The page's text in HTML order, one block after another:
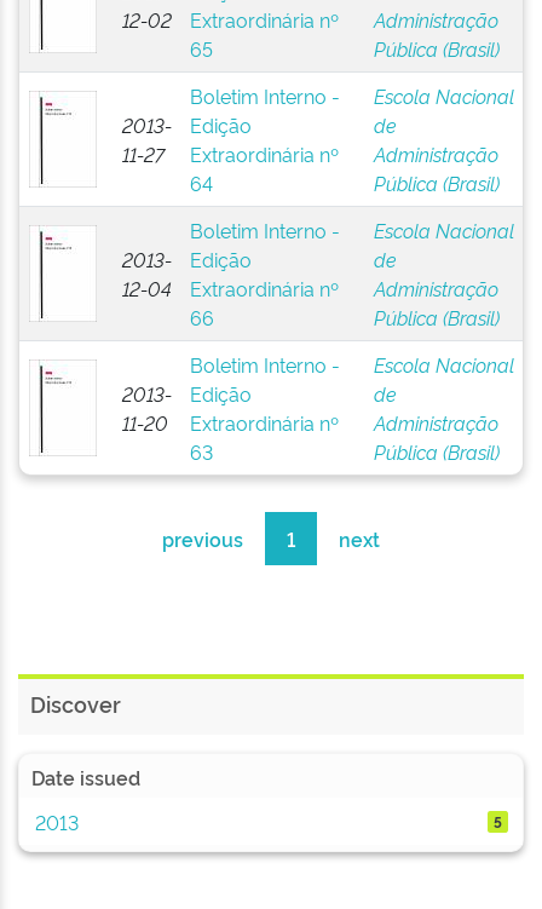
12-02
Extraordinária nº
65
Administração
Pública (Brasil)
2013-
11-27
Boletim Interno -
Edição
Extraordinária nº
64
Escola Nacional
de
Administração
Pública (Brasil)
2013-
12-04
Boletim Interno -
Edição
Extraordinária nº
66
Escola Nacional
de
Administração
Pública (Brasil)
2013-
11-20
Boletim Interno -
Edição
Extraordinária nº
63
Escola Nacional
de
Administração
Pública (Brasil)
previous 1 next
Discover
Date issued
2013
5